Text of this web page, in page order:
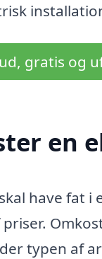
gratis og
en
have fat i
typen af